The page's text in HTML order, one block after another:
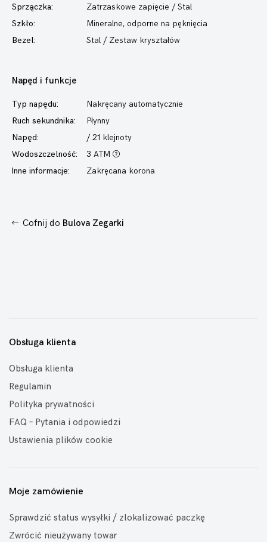
Sprzączka:
Zatrzaskowe zapięcie / Stal
Szkło:
Mineralne, odporne na pęknięcia
Bezel:
Stal / Zestaw kryształów
Napęd i funkcje
Typ napędu:
Nakręcany automatycznie
Ruch sekundnika:
Płynny
Napęd:
/ 21 klejnoty
Wodoszczelność:
3 ATM
Inne informacje:
Zakręcana korona
Cofnij do Bulova Zegarki
Obsługa klienta
Obsługa klienta
Regulamin
Polityka prywatności
FAQ – Pytania i odpowiedzi
Ustawienia plików cookie
Moje zamówienie
Sprawdzić status wysyłki / zlokalizować paczkę
Zwrócić nieużywany towar